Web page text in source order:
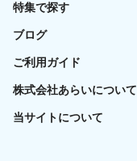
特集で探す
ブログ
ご利用ガイド
株式会社あらいについて
当サイトについて